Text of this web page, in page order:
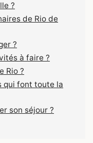
?
de Rio de
?
à faire ?
Rio ?
qui font toute la
son séjour ?